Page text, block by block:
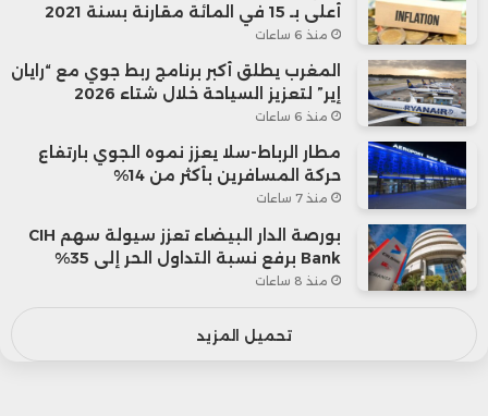
أعلى بـ 15 في المائة مقارنة بسنة 2021
منذ 6 ساعات
المغرب يطلق أكبر برنامج ربط جوي مع “رايان
إير” لتعزيز السياحة خلال شتاء 2026
منذ 6 ساعات
مطار الرباط-سلا يعزز نموه الجوي بارتفاع
حركة المسافرين بأكثر من 14%
منذ 7 ساعات
بورصة الدار البيضاء تعزز سيولة سهم CIH
Bank برفع نسبة التداول الحر إلى 35%
منذ 8 ساعات
تحميل المزيد